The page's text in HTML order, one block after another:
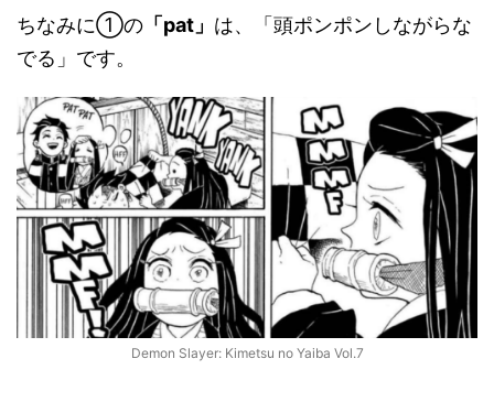
ちなみに①の 「pat」 は、「頭ポンポンしながらな
でる」です。
Demon Slayer: Kimetsu no Yaiba Vol.7